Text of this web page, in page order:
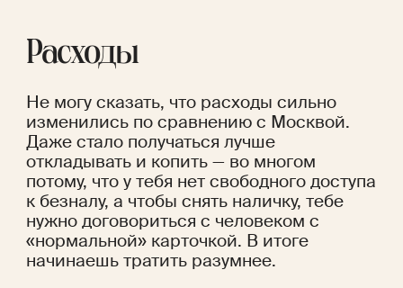
Расходы
Не могу сказать, что расходы сильно
изменились по сравнению с Москвой.
Даже стало получаться лучше
откладывать и копить — во многом
потому, что у тебя нет свободного доступа
к безналу, а чтобы снять наличку, тебе
нужно договориться с человеком с
«нормальной» карточкой. В итоге
начинаешь тратить разумнее.